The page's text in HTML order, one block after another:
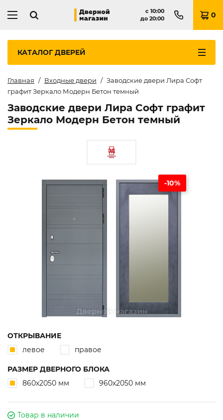
с 10:00
до 20:00 0
КАТАЛОГДВЕРЕЙ
Главная Входные двери
Заводские двери Лира Софт
графит Зеркало Модерн Бетон темный
Заводские двери Лира Софт графит
Зеркало Модерн Бетон темный
-10%
ОТКРЫВАНИЕ
левое
правое
РАЗМЕР ДВЕРНОГО БЛОКА
860х2050 мм
960х2050 мм
Товар в наличии